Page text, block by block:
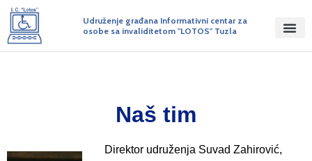
Udruženje građana Informativni centar za
osobe sa invaliditetom "LOTOS" Tuzla
Naš tim
Direktor udruženja Suvad Zahirović,